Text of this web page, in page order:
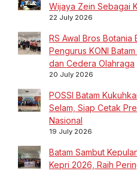
Wijaya Zein Sebagai
22 July 2026
RS Awal Bros Botania
Pengurus KONI
dan Cedera Olahraga
20 July 2026
POSSI Batam
Selam, Siap Cetak
Nasional
19 July 2026
Batam Sambut
Kepri 2026, Raih